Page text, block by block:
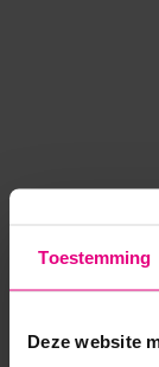
Toestemming
Deze website